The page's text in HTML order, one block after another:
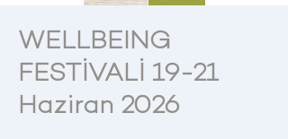
WELLBEING
FESTİVALİ 19-21
Haziran 2026